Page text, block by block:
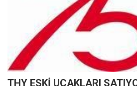
THY ESKİ UÇAKLARI